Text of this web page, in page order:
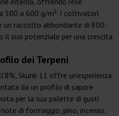
500 a 600 g/m². I coltivatori
un raccolto abbondante di 800-
il suo potenziale per una crescita
dei Terpeni
Skunk 11 offre un'esperienza
da un profilo di sapore
per la sua palette di gusti
di formaggio, pino, incenso,